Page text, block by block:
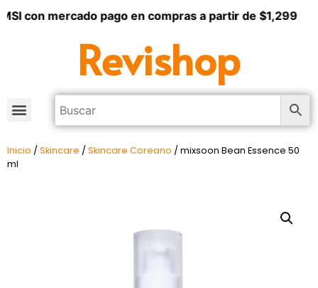
con mercado pago en compras a partir de $1,299
Revishop
Inicio / Skincare / Skincare Coreano / mixsoon Bean Essence 50
ml